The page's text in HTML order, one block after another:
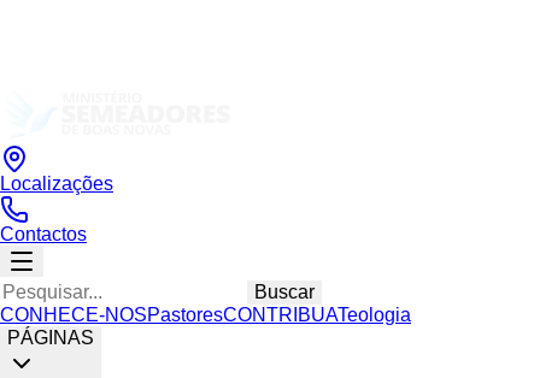
Localizações
Contactos
Buscar
CONHECE-NOSPastoresCONTRIBUATeologia
PÁGINAS